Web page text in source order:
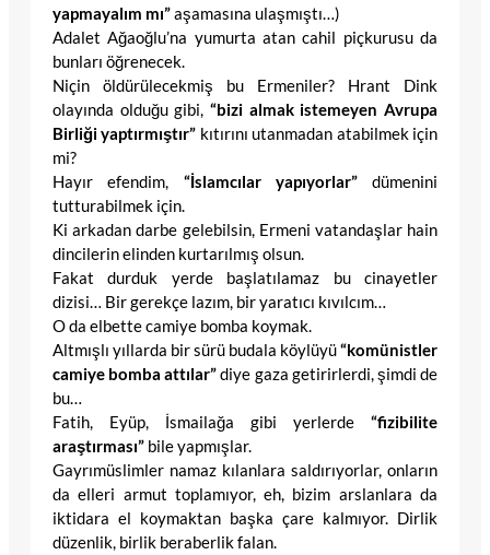
yapmayalım mı”aşamasına ulaşmıştı…)
Adalet Ağaoğlu’na yumurta atan cahil piçkurusu da
bunları öğrenecek.
Niçin öldürülecekmiş bu Ermeniler? Hrant Dink
olayında olduğu gibi, “bizi almak istemeyen Avrupa
Birliği yaptırmıştır” kıtırını utanmadan atabilmek için
mi?
Hayır efendim, “İslamcılar yapıyorlar” dümenini
tutturabilmek için.
Ki arkadan darbe gelebilsin, Ermeni vatandaşlar hain
dincilerin elinden kurtarılmış olsun.
Fakat durduk yerde başlatılamaz bu cinayetler
dizisi… Bir gerekçe lazım, bir yaratıcı kıvılcım…
O da elbette camiye bomba koymak.
Altmışlı yıllarda bir sürü budala köylüyü“komünistler
camiye bomba attılar”diye gaza getirirlerdi, şimdi de
bu…
Fatih, Eyüp, İsmailağa gibi yerlerde “fizibilite
araştırması” bile yapmışlar.
Gayrımüslimler namaz kılanlara saldırıyorlar, onların
da elleri armut toplamıyor, eh, bizim arslanlara da
iktidara el koymaktan başka çare kalmıyor. Dirlik
düzenlik, birlik beraberlik falan.